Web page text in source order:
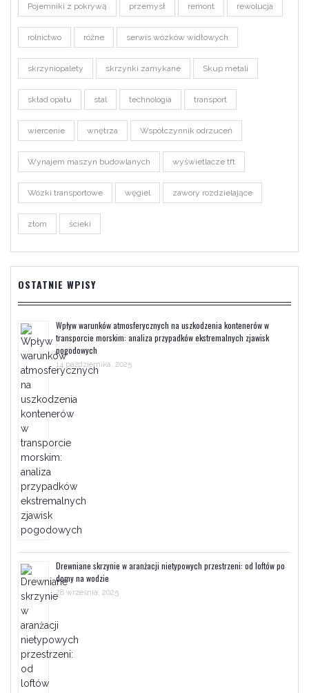
Pojemniki z pokrywą przemysł remont rewolucja
rolnictwo różne serwis wózków widłowych
skrzyniopalety skrzynki zamykane Skup metali
skład opału stal technologia transport
wiercenie wnętrza Współczynnik odrzuceń
Wynajem maszyn budowlanych wyświetlacze tft
Wózki transportowe węgiel zawory rozdzielające
złom ścieki
OSTATNIE WPISY
Wpływ warunków atmosferycznych na uszkodzenia kontenerów w
transporcie morskim: analiza przypadków ekstremalnych zjawisk
pogodowych
14 października, 2025
Drewniane skrzynie w aranżacji nietypowych przestrzeni: od loftów po
domy na wodzie
28 września, 2025